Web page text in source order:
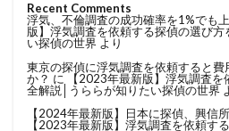
Recent Comments
浮気、不倫調査の成功確率を1%でも
版】浮気調査を依頼する探偵の選び
い探偵の世界 より
東京の探偵に浮気調査を依頼すると
か？ に 【2023年最新版】浮気調査を
全解説│うららが知りたい探偵の世界
【2024年最新版】日本に探偵、興信
【2023年最新版】浮気調査を依頼す